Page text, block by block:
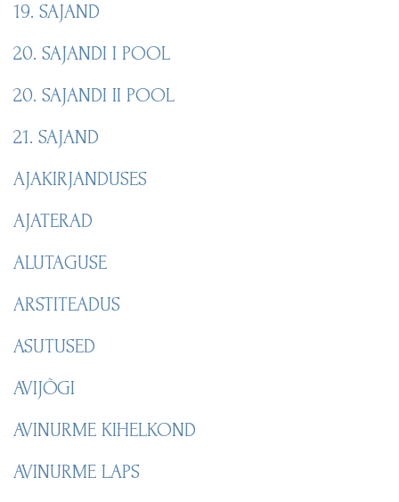
19. SAJAND
20. SAJANDI I POOL
20. SAJANDI II POOL
21. SAJAND
AJAKIRJANDUSES
AJATERAD
ALUTAGUSE
ARSTITEADUS
ASUTUSED
AVIJÕGI
AVINURME KIHELKOND
AVINURME LAPS